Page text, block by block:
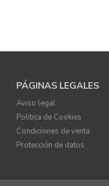
PÁGINAS LEGALES
Aviso legal
Política de Cookies
Condiciones de venta
Protección de datos